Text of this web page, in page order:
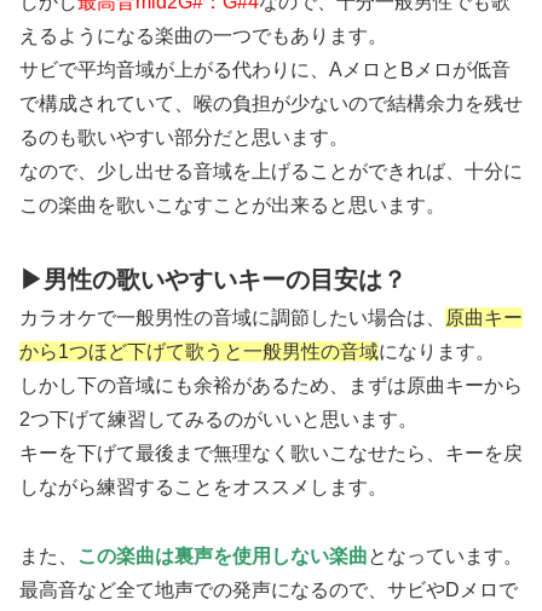
えるようになる楽曲の一つでもあります。
サビで平均音域が上がる代わりに、AメロとBメロが低音
で構成されていて、喉の負担が少ないので結構余力を残せ
るのも歌いやすい部分だと思います。
なので、少し出せる音域を上げることができれば、十分に
この楽曲を歌いこなすことが出来ると思います。
▶男性の歌いやすいキーの目安は？
カラオケで一般男性の音域に調節したい場合は、
原曲キー
から1つほど下げて歌うと一般男性の音域になります。
しかし下の音域にも余裕があるため、まずは原曲キーから
2つ下げて練習してみるのがいいと思います。
キーを下げて最後まで無理なく歌いこなせたら、キーを戻
しながら練習することをオススメします。
また、 この楽曲は裏声を使用しない楽曲となっています。
最高音など全て地声での発声になるので、サビやDメロで